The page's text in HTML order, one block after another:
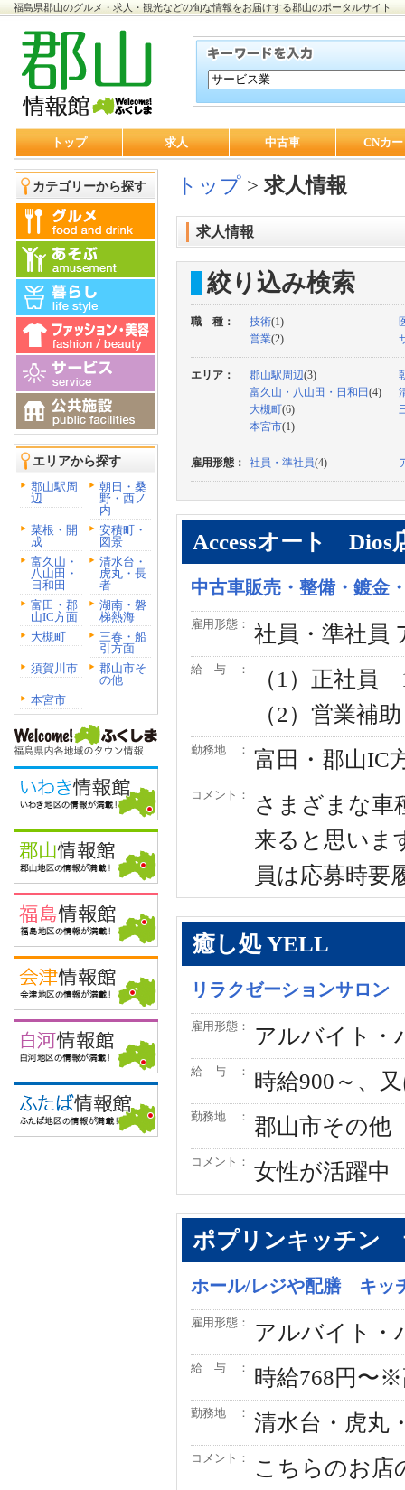
福島県郡山のグルメ・求人・観光などの旬な情報をお届けする郡山のポータルサイト
トップ 求人 中古車 CNカ
カテゴリーから探す
エリアから探す
郡山駅周
辺
朝日・桑
野・西ノ
内
菜根・開
成
安積町・
図景
富久山・
八山田・
日和田
清水台・
虎丸・長
者
富田・郡
山IC方面
湖南・磐
梯熱海
大槻町
三春・船
引方面
須賀川市
郡山市そ
の他
本宮市
トップ >求人情報
求人情報
絞り込み検索
職 種： 技術(1)
営業(2)
エリア： 郡山駅周辺(3)
富久山・八山田・日和田(4)
大槻町(6)
本宮市(1)
雇用形態： 社員・準社員(4)
Accessオート Dios
中古車販売・整備・鍍金
雇用形態： 社員・準社員
給 与 ：
（1）正社
（2）営業補
勤務地 ： 富田・郡山IC
コメント：
さまざまな車
来ると思いま
員は応募時要
癒し処 YELL
リラクゼーションサロン
雇用形態： アルバイト・
給 与 ： 時給900～、
勤務地 ： 郡山市その他
コメント： 女性が活躍中
ポプリンキッチン
ホール/レジや配膳 キッ
雇用形態： アルバイト・
給 与 ： 時給768円〜
勤務地 ： 清水台・虎丸
コメント：
こちらのお店